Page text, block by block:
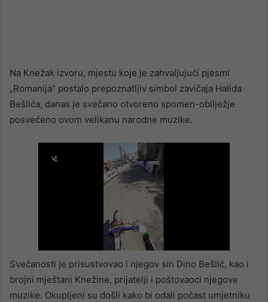
Na Knežak izvoru, mjestu koje je zahvaljujući pjesmi
„Romanija” postalo prepoznatljiv simbol zavičaja Halida
Bešlića, danas je svečano otvoreno spomen-obilježje
posvećeno ovom velikanu narodne muzike.
Svečanosti je prisustvovao i njegov sin Dino Bešlić, kao i
brojni mještani Knežine, prijatelji i poštovaoci njegove
muzike. Okupljeni su došli kako bi odali počast umjetniku